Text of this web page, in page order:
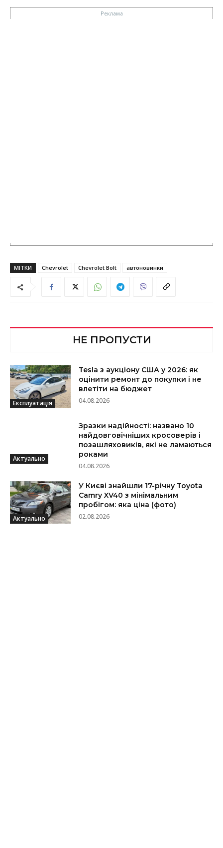
МІТКИ Chevrolet Chevrolet Bolt автоновинки
НЕ ПРОПУСТИ
Експлуатація
Tesla з аукціону США у 2026: як
оцінити ремонт до покупки і не
влетіти на бюджет
04.08.2026
Актуально
Зразки надійності: названо 10
найдовговічніших кросоверів і
позашляховиків, які не ламаються
роками
04.08.2026
Актуально
У Києві знайшли 17-річну Toyota
Camry XV40 з мінімальним
пробігом: яка ціна (фото)
02.08.2026